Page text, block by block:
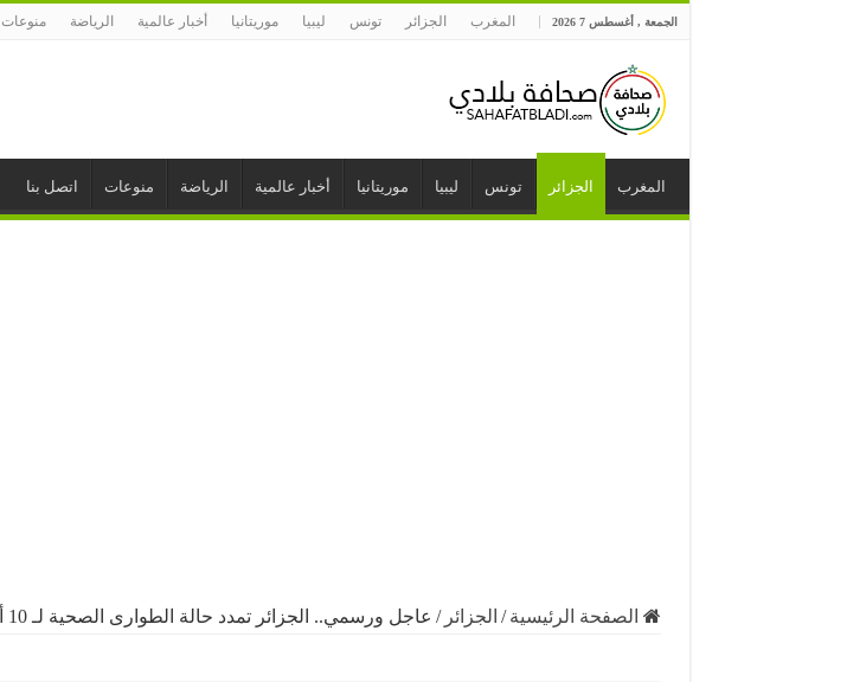
الجمعة , أغسطس 7 2026 المغرب الجزائر تونس ليبيا موريتانيا أخبار عالمية الرياضة منوعات
المغرب الجزائر تونس ليبيا موريتانيا أخبار عالمية الرياضة منوعات اتصل بنا
الصفحة الرئيسية / الجزائر / عاجل ورسمي.. الجزائر تمدد حالة الطوارى الصحية لـ 10 أيام إضافية